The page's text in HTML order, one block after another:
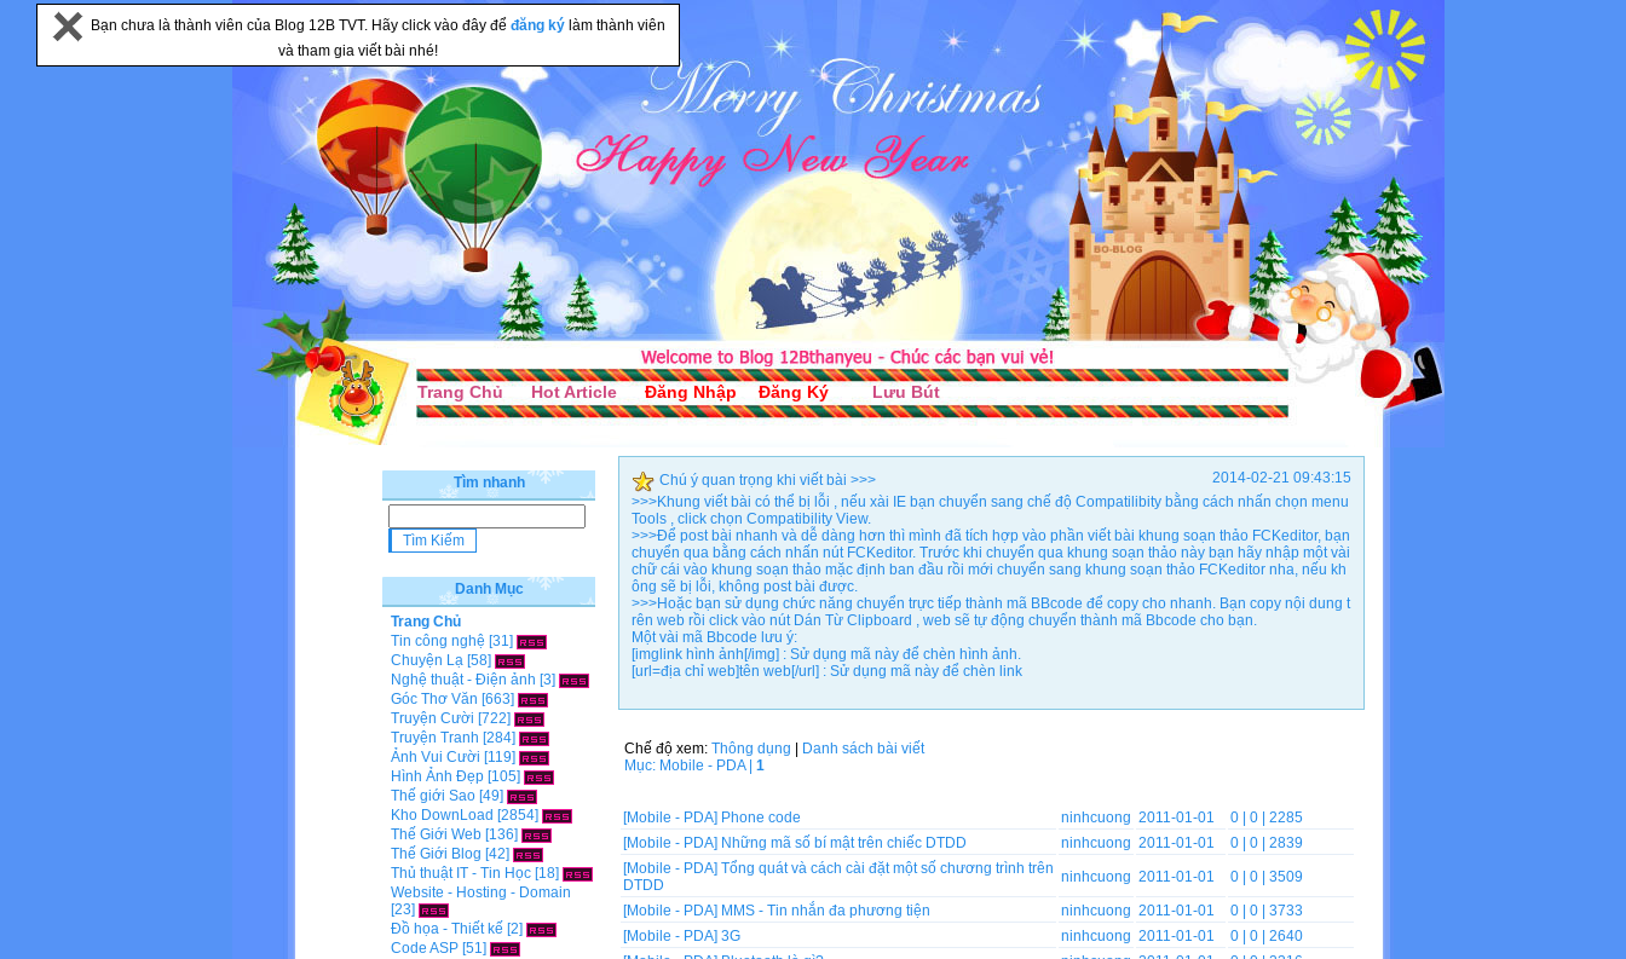
Bạn chưa là thành viên của Blog 12B TVT. Hãy click vào đây để đăng ký làm thành viên
và tham gia viết bài nhé!
Trang Chủ Hot Article Đăng Nhập Đăng Ký Lưu Bút
2014-02-21 09:43:15
Chú ý quan trọng khi viết bài >>>
>>>Khung viết bài có thể bị lỗi , nếu xài IE bạn chuyển sang chế độ Compatilibity bằng cách nhấn chọn menu
Tools , click chọn Compatibility View.
>>>Để post bài nhanh và dễ dàng hơn thì mình đã tích hợp vào phần viết bài khung soạn thảo FCKeditor, bạn
chuyển qua bằng cách nhấn nút FCKeditor. Trước khi chuyển qua khung soạn thảo này bạn hãy nhập một vài
chữ cái vào khung soạn thảo mặc định ban đầu rồi mới chuyển sang khung soạn thảo FCKeditor nha, nếu kh
ông sẽ bị lỗi, không post bài được.
>>>Hoặc bạn sử dụng chức năng chuyển trực tiếp thành mã BBcode để copy cho nhanh. Bạn copy nội dung t
rên web rồi click vào nút Dán Từ Clipboard , web sẽ tự động chuyển thành mã Bbcode cho bạn.
Một vài mã Bbcode lưu ý:
[imglink hình ảnh[/img] : Sử dụng mã này để chèn hình ảnh.
[url=địa chỉ web]tên web[/url] : Sử dụng mã này để chèn link
Chế độ xem: Thông dụng
Danh sách bài viết
Mục: Mobile - PDA | 1
[Mobile - PDA] Phone code ninhcuong 2011-01-01 0 | 0 | 2285
[Mobile - PDA] Những mã số bí mật trên chiếc DTDD ninhcuong 2011-01-01 0 | 0 | 2839
[Mobile - PDA] Tổng quát và cách cài đặt một số chương trình trên
DTDD
ninhcuong 2011-01-01 0 | 0 | 3509
[Mobile - PDA] MMS - Tin nhắn đa phương tiện ninhcuong 2011-01-01 0 | 0 | 3733
[Mobile - PDA] 3G ninhcuong 2011-01-01 0 | 0 | 2640
Tìm nhanh
Danh Mục
Trang Chủ
Tin công nghệ [31]
Chuyện Lạ [58]
Nghệ thuật - Điện ảnh [3]
Góc Thơ Văn [663]
Truyện Cười [722]
Truyện Tranh [284]
Ảnh Vui Cười [119]
Hình Ảnh Đẹp [105]
Thế giới Sao [49]
Kho DownLoad [2854]
Thế Giới Web [136]
Thế Giới Blog [42]
Thủ thuật IT - Tin Học [18]
Website - Hosting - Domain
[23]
Đồ họa - Thiết kế [2]
Code ASP [51]